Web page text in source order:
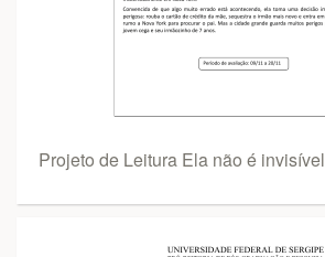
Projeto de Leitura Ela não é invisível